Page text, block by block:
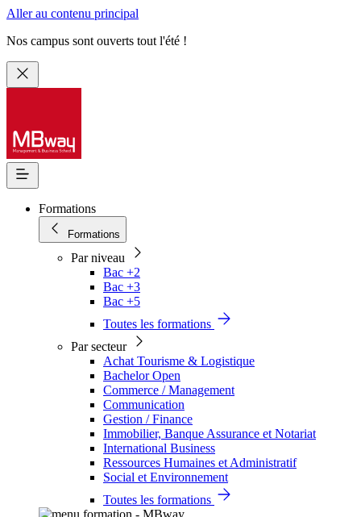
Aller au contenu principal
Nos campus sont ouverts tout l'été !
Formations
Formations
Par niveau
Bac +2
Bac +3
Bac +5
Toutes les formations
Par secteur
Achat Tourisme & Logistique
Bachelor Open
Commerce / Management
Communication
Gestion / Finance
Immobilier, Banque Assurance et Notariat
International Business
Ressources Humaines et Administratif
Social et Environnement
Toutes les formations